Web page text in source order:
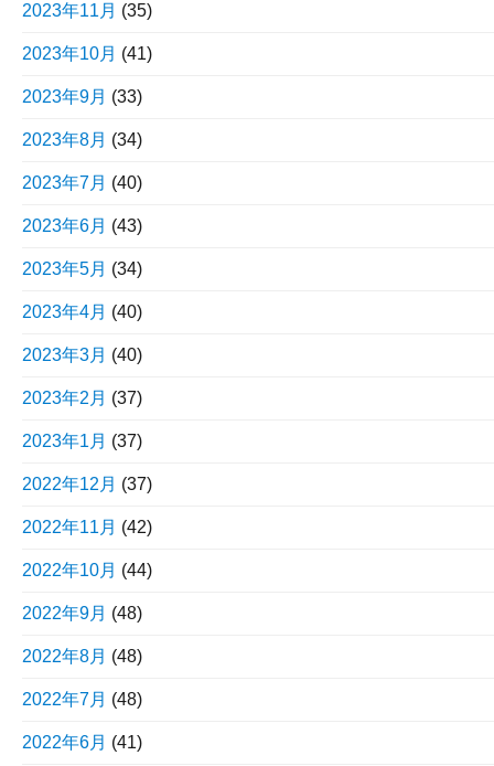
2023年11月 (35)
2023年10月 (41)
2023年9月 (33)
2023年8月 (34)
2023年7月 (40)
2023年6月 (43)
2023年5月 (34)
2023年4月 (40)
2023年3月 (40)
2023年2月 (37)
2023年1月 (37)
2022年12月 (37)
2022年11月 (42)
2022年10月 (44)
2022年9月 (48)
2022年8月 (48)
2022年7月 (48)
2022年6月 (41)